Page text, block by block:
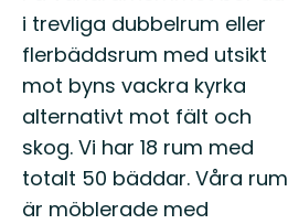
i trevliga dubbelrum eller
flerbäddsrum med utsikt
mot byns vackra kyrka
alternativt mot fält och
skog. Vi har 18 rum med
totalt 50 bäddar. Våra rum
är möblerade med